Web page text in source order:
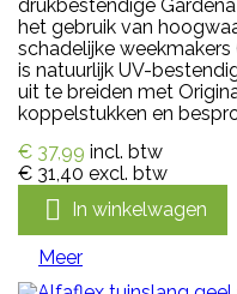
drukbestendige
het gebruik van
schadelijke
is natuurlijk UV-
uit te breiden met
koppelstukken en
€ 37,99 incl. btw
€ 31,40 excl. btw
 In winkelwagen
Meer